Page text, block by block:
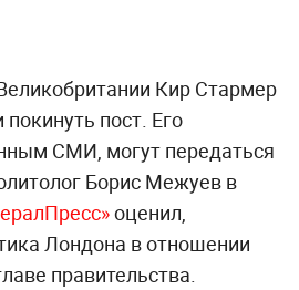
Кир Стармер
пост. Его
СМИ, могут передаться
Борис Межуев в
оценил,
Лондона в отношении
правительства.